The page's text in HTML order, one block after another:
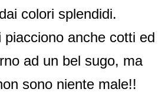
colori splendidi.
anche cotti ed
ad un bel sugo, ma
sono niente male!!